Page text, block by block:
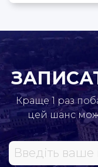
Краще 1 раз
цей шанс